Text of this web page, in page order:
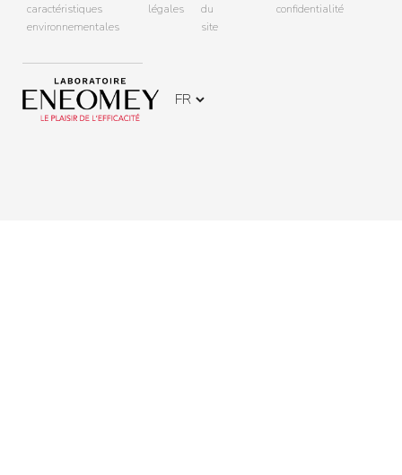
caractéristiques
environnementales
légales
du
site
confidentialité